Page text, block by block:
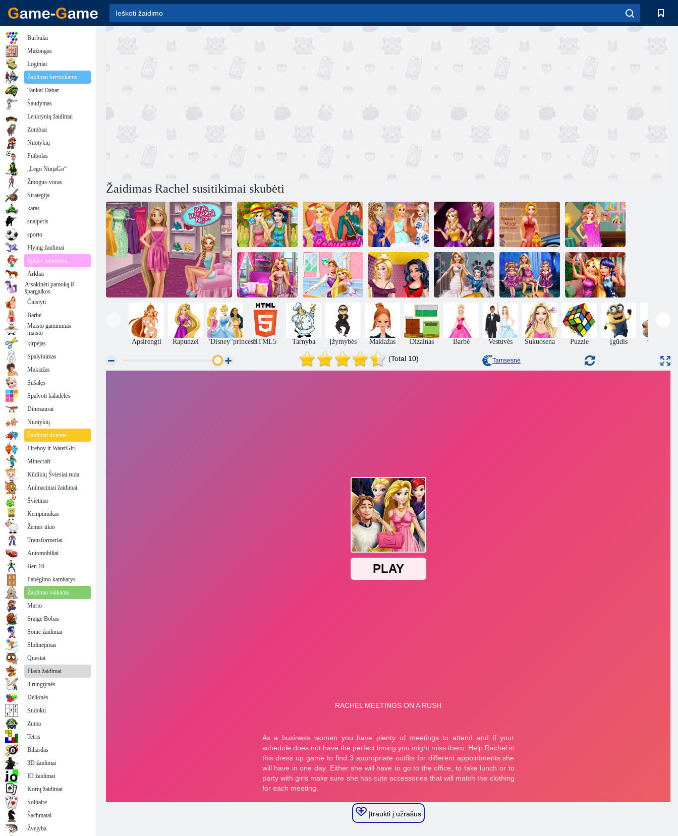
Žaidimas Rachel susitikimai skubėti
Princeses darbas
sode
Rapunzel
išskaidytas
Flynn
Princeses Šalis
maratonas
LO Keltas
sutraiškyti
Rapunzel Mada
Žurnalas
Modelis
Rapunzel anketa
Instagram
Dienoraštis
Ieškoti Rapunzel
rutulys ekipuotė
Princesė balerina
kulka skubėti
Princeses
Atviras dailės
galerija
Suknelė
dizaineris studija
Spalvingas
dvyniai
Pavasario
stovykla
Paryžius
Instagram"Asmenukės
Apsirengti Rapunzel "Disney"princesėHTML5 Tarnyba Įžymybės Makiažas Dizainas Barbė Vestuvės Šukuosena Puzzle Įgūdis virimas
(Total 10) Tamsesnė
Įtraukti į užrašus
Burbulai
Mažongas
Loginiai
Žaidimai berniukams
Tankai Dabar
Šaudymas
Lenktynių žaidimai
Zombiai
Nuotykių
Futbolas
„Lego NinjaGo“
Žmogus-voras
Strategija
karas
snaiperis
sporto
Flying žaidimai
Spēles meitenēm
Arkliai
Atsakinėti pamoką iš
špargalkos
Čiustyti
Barbė
Maisto gaminimas
maisto
kirpėjas
Spalvinimas
Makiažas
Sušalęs
Spalvoti kaladėlės
Dinozaurai
Nuotykių
Žaidimai dviems
Fireboy ir WaterGirl
Minecraft
Kūdikių Šviesiai ruda
Animaciniai žaidimai
Švietimo
Kempiniukas
Žemės ūkio
Transformeriai
Automobiliai
Ben 10
Pabėgimo kambarys
Žaidimai vaikams
Mario
Sraigė Bobas
Sonic žaidimai
Slidinėjimas
Questai
Flash žaidimai
3 rungtynės
Dėlionės
Sudoku
Zuma
Tetris
Biliardas
3D žaidimai
IO žaidimai
Kortų žaidimai
Solitaire
Šachmatai
Žvejyba